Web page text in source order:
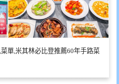
單,米其林必比登推薦60年手路菜